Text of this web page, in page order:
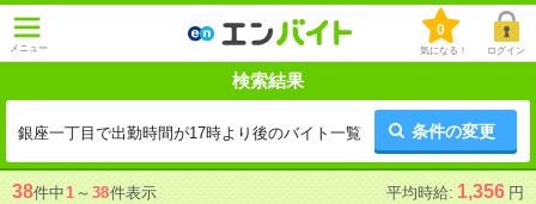
メニュー
0
気になる！ ログイン
検索結果
銀座一丁目で出勤時間が17時より後のバイト一覧 条件の変更
38件中1 ～ 38件表示 平均時給: 1,356 円